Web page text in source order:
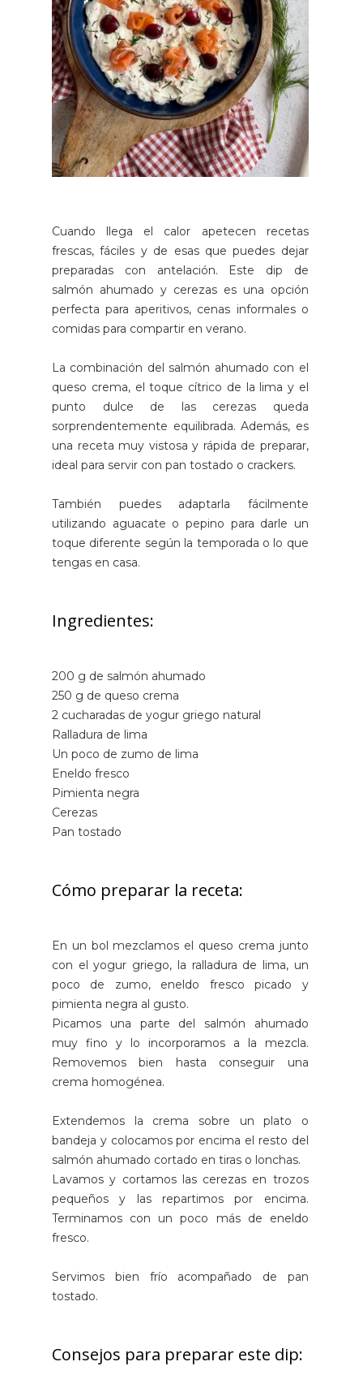
Cuando llega el calor apetecen recetas
frescas, fáciles y de esas que puedes dejar
preparadas con antelación. Este dip de
salmón ahumado y cerezas es una opción
perfecta para aperitivos, cenas informales o
comidas para compartir en verano.
La combinación del salmón ahumado con el
queso crema, el toque cítrico de la lima y el
punto dulce de las cerezas queda
sorprendentemente equilibrada. Además, es
una receta muy vistosa y rápida de preparar,
ideal para servir con pan tostado o crackers.
También puedes adaptarla fácilmente
utilizando aguacate o pepino para darle un
toque diferente según la temporada o lo que
tengas en casa.
Ingredientes:
200 g de salmón ahumado
250 g de queso crema
2 cucharadas de yogur griego natural
Ralladura de lima
Un poco de zumo de lima
Eneldo fresco
Pimienta negra
Cerezas
Pan tostado
Cómo preparar la receta:
En un bol mezclamos el queso crema junto
con el yogur griego, la ralladura de lima, un
poco de zumo, eneldo fresco picado y
pimienta negra al gusto.
Picamos una parte del salmón ahumado
muy fino y lo incorporamos a la mezcla.
Removemos bien hasta conseguir una
crema homogénea.
Extendemos la crema sobre un plato o
bandeja y colocamos por encima el resto del
salmón ahumado cortado en tiras o lonchas.
Lavamos y cortamos las cerezas en trozos
pequeños y las repartimos por encima.
Terminamos con un poco más de eneldo
fresco.
Servimos bien frío acompañado de pan
tostado.
Consejos para preparar este dip: